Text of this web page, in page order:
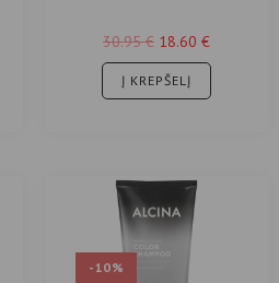
30.95€ 18.60 €
Į KREPŠELĮ
-10%